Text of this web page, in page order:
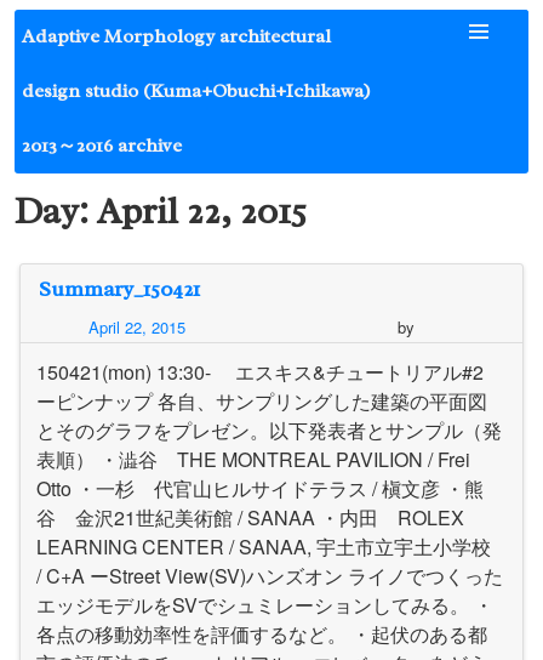
Skip
to
content
Adaptive Morphology architectural
design studio (Kuma+Obuchi+Ichikawa)
2013～2016 archive
Day:April 22, 2015
Summary_150421
April 22, 2015 by
150421(mon) 13:30- エスキス&チュートリアル#2
ーピンナップ 各自、サンプリングした建築の平面図
とそのグラフをプレゼン。以下発表者とサンプル（発
表順） ・澁谷 THE MONTREAL PAVILION / Frei
Otto ・一杉 代官山ヒルサイドテラス / 槇文彦 ・熊
谷 金沢21世紀美術館 / SANAA ・内田 ROLEX
LEARNING CENTER / SANAA, 宇土市立宇土小学校
/ C+A ーStreet View(SV)ハンズオン ライノでつくった
エッジモデルをSVでシュミレーションしてみる。 ・
各点の移動効率性を評価するなど。 ・起伏のある都